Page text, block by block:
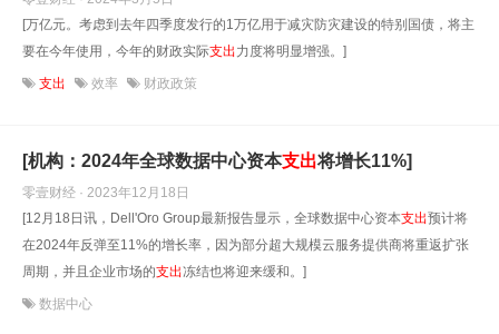
[万亿元。考虑到去年四季度发行的1万亿用于减灾防灾建设的特别国债，将主
要在今年使用，今年的财政实际支出力度将明显增强。]
支出 效率 财政政策
[机构：2024年全球数据中心资本支出将增长11%]
零壹财经 · 2023年12月18日
[12月18日讯，Dell'Oro Group最新报告显示，全球数据中心资本支出预计将
在2024年反弹至11%的增长率，因为部分超大规模云服务提供商将重返扩张
周期，并且企业市场的支出冻结也将迎来缓和。]
数据中心